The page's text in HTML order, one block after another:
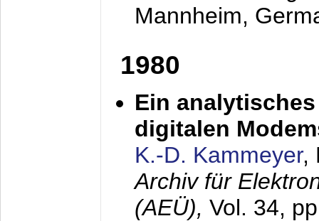
Mannheim,
1980
Ein
digitalen
K.-D. Kammeyer,
Archiv für
(AEÜ), Vol. 34,